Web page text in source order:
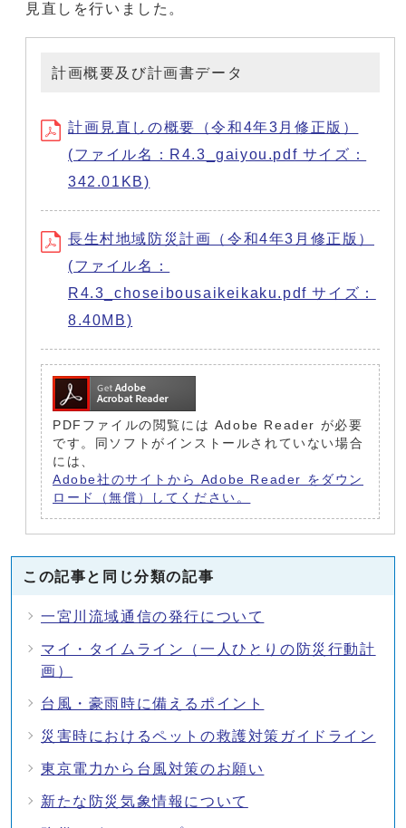
見直しを行いました。
計画概要及び計画書データ
計画見直しの概要（令和4年3月修正版）
(ファイル名：R4.3_gaiyou.pdf サイズ：
342.01KB)
長生村地域防災計画（令和4年3月修正版）
(ファイル名：
R4.3_choseibousaikeikaku.pdf サイズ：
8.40MB)
PDFファイルの閲覧には Adobe Reader が必要
です。同ソフトがインストールされていない場合
には、
Adobe社のサイトから Adobe Reader をダウン
ロード（無償）してください。
この記事と同じ分類の記事
一宮川流域通信の発行について
マイ・タイムライン（一人ひとりの防災行動計
画）
台風・豪雨時に備えるポイント
災害時におけるペットの救護対策ガイドライン
東京電力から台風対策のお願い
新たな防災気象情報について